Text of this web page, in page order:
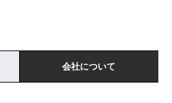
会社について